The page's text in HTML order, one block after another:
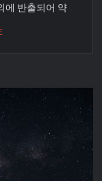
에 반출되어 약